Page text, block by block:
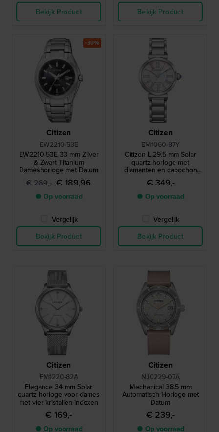
Bekijk Product
Bekijk Product
Citizen
EW2210-53E
EW2210-53E 33 mm Zilver
& Zwart Titanium
Dameshorloge met Datum
€ 269,- € 189,96
● Op voorraad
Vergelijk
Bekijk Product
-30%
Citizen
EM1060-87Y
Citizen L 29.5 mm Solar
quartz horloge met
diamanten en cabochon
kroon
€ 349,-
● Op voorraad
Vergelijk
Bekijk Product
Citizen
EM1220-82A
Elegance 34 mm Solar
quartz horloge voor dames
met vier kristallen indexen
€ 169,-
● Op voorraad
Citizen
NJ0229-07A
Mechanical 38.5 mm
Automatisch Horloge met
Datum
€ 239,-
● Op voorraad